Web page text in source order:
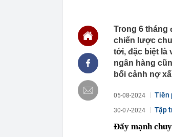
Trong 6 tháng
chiến lược
tới, đặc biệt là
ngân hàng
bối cảnh nợ
05-08-2024 Tiên
30-07-2024 Tập
Đẩy mạnh